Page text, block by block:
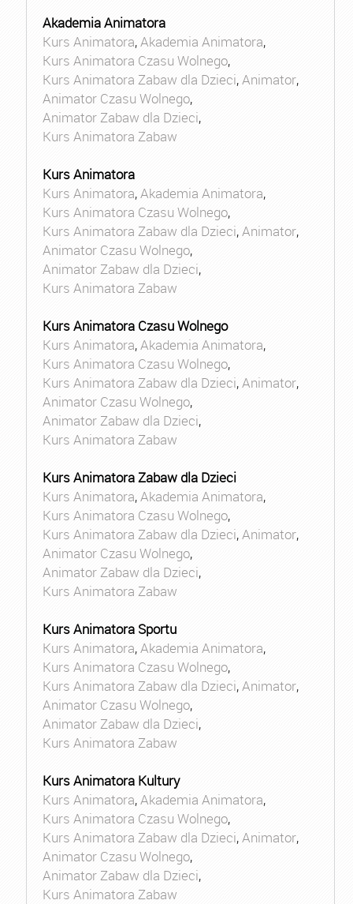
Akademia Animatora
Kurs Animatora,Akademia Animatora,
Kurs Animatora Czasu Wolnego,
Kurs Animatora Zabaw dla Dzieci,Animator,
Animator Czasu Wolnego,
Animator Zabaw dla Dzieci,
Kurs Animatora Zabaw
Kurs Animatora
Kurs Animatora,Akademia Animatora,
Kurs Animatora Czasu Wolnego,
Kurs Animatora Zabaw dla Dzieci,Animator,
Animator Czasu Wolnego,
Animator Zabaw dla Dzieci,
Kurs Animatora Zabaw
Kurs Animatora Czasu Wolnego
Kurs Animatora,Akademia Animatora,
Kurs Animatora Czasu Wolnego,
Kurs Animatora Zabaw dla Dzieci,Animator,
Animator Czasu Wolnego,
Animator Zabaw dla Dzieci,
Kurs Animatora Zabaw
Kurs Animatora Zabaw dla Dzieci
Kurs Animatora,Akademia Animatora,
Kurs Animatora Czasu Wolnego,
Kurs Animatora Zabaw dla Dzieci,Animator,
Animator Czasu Wolnego,
Animator Zabaw dla Dzieci,
Kurs Animatora Zabaw
Kurs Animatora Sportu
Kurs Animatora,Akademia Animatora,
Kurs Animatora Czasu Wolnego,
Kurs Animatora Zabaw dla Dzieci,Animator,
Animator Czasu Wolnego,
Animator Zabaw dla Dzieci,
Kurs Animatora Zabaw
Kurs Animatora Kultury
Kurs Animatora,Akademia Animatora,
Kurs Animatora Czasu Wolnego,
Kurs Animatora Zabaw dla Dzieci,Animator,
Animator Czasu Wolnego,
Animator Zabaw dla Dzieci,
Kurs Animatora Zabaw